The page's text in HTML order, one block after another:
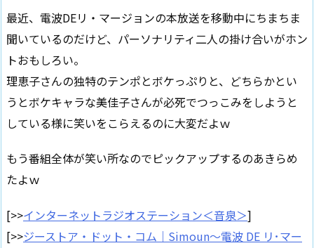
最近、電波DEリ・マージョンの本放送を移動中にちまちま
聞いているのだけど、パーソナリティ二人の掛け合いがホン
トおもしろい。
理恵子さんの独特のテンポとボケっぷりと、どちらかとい
うとボケキャラな美佳子さんが必死でつっこみをしようと
している様に笑いをこらえるのに大変だよｗ
もう番組全体が笑い所なのでピックアップするのあきらめ
たよｗ
[>>インターネットラジオステーション＜音泉＞]
[>>ジーストア・ドット・コム｜Simoun～電波 DE リ･マー